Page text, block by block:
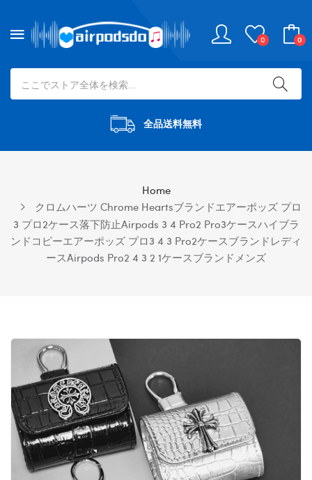
0 0
全品送料無料
Home
クロムハーツ Chrome Heartsブランドエアーポッズ プロ
3 プロ2ケース落下防止airpods 3 4 Pro2 Pro3ケースハイブラ
ンドコピーエアーポッズ プロ3 4 3 Pro2ケースブランドレディ
ースairpods Pro2 4 3 2 1ケースブランドメンズ